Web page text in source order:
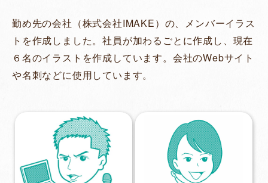
勤め先の会社（株式会社IMAKE）の、メンバーイラス
トを作成しました。社員が加わるごとに作成し、現在
６名のイラストを作成しています。会社のWebサイト
や名刺などに使用しています。